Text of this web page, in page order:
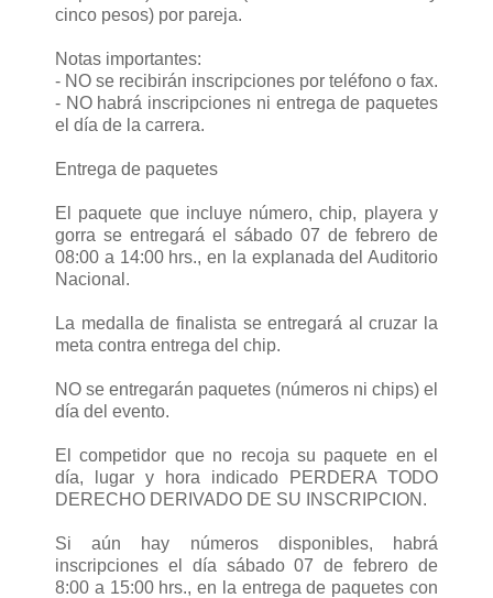
cinco pesos) por pareja.
Notas importantes:
- NO se recibirán inscripciones por teléfono o fax.
- NO habrá inscripciones ni entrega de paquetes
el día de la carrera.
Entrega de paquetes
El paquete que incluye número, chip, playera y
gorra se entregará el sábado 07 de febrero de
08:00 a 14:00 hrs., en la explanada del Auditorio
Nacional.
La medalla de finalista se entregará al cruzar la
meta contra entrega del chip.
NO se entregarán paquetes (números ni chips) el
día del evento.
El competidor que no recoja su paquete en el
día, lugar y hora indicado PERDERA TODO
DERECHO DERIVADO DE SU INSCRIPCION.
Si aún hay números disponibles, habrá
inscripciones el día sábado 07 de febrero de
8:00 a 15:00 hrs., en la entrega de paquetes con